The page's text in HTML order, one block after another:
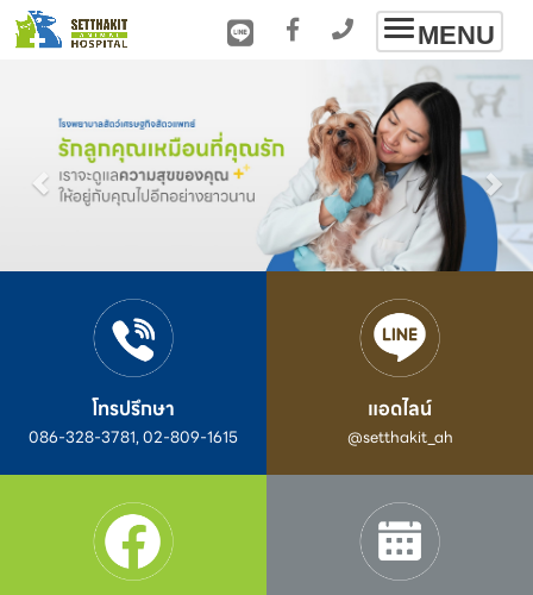
Toggle
navigation
MENU
โทรปรึกษา
086-328-3781, 02-809-1615
แอดไลน์
@setthakit_ah